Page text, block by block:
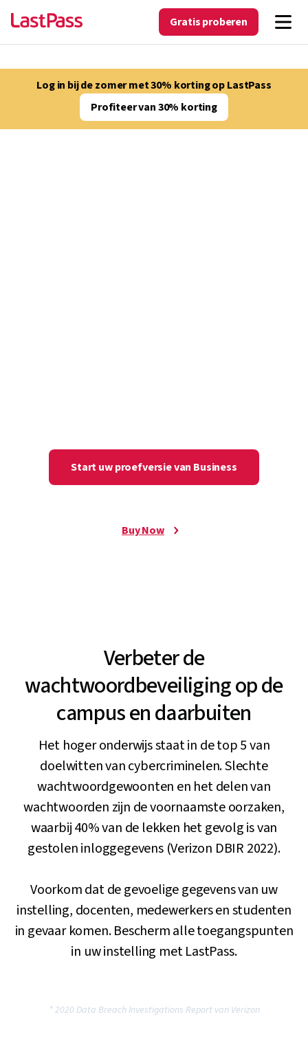
Gratis proberen
Log in bij de zomer met 30% korting op LastPass
Profiteer van 30% korting
Start uw proefversie van Business
Buy Now
Verbeter de
wachtwoordbeveiliging op de
campus en daarbuiten
Het hoger onderwijs staat in de top 5 van
doelwitten van cybercriminelen. Slechte
wachtwoordgewoonten en het delen van
wachtwoorden zijn de voornaamste oorzaken,
waarbij 40% van de lekken het gevolg is van
gestolen inloggegevens (Verizon DBIR 2022).
Voorkom dat de gevoelige gegevens van uw
instelling, docenten, medewerkers en studenten
in gevaar komen. Bescherm alle toegangspunten
in uw instelling met LastPass.
* 2020 Data Breach Investigations Report van Verizon